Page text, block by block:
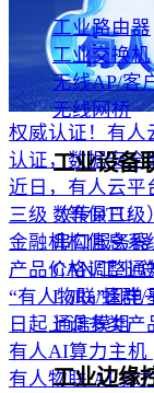
工业路由器
工业交换机
无线AP/客
无线网桥
工业设备
数传DTU
串口服务器
CAN/工业
LoRa/蜂群/
通信模组
工业边缘
权威认证！有人
认证，数据安全
近日，有人云平
三级（等保三
金融机构信息系
产品价格调整通
“有人物联”因电
日起上调多类产
有人AI算力主机
有人物联 AI 算